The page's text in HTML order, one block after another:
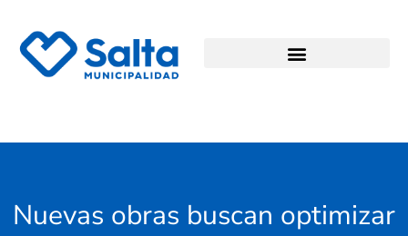
Nuevas obras buscan optimizar